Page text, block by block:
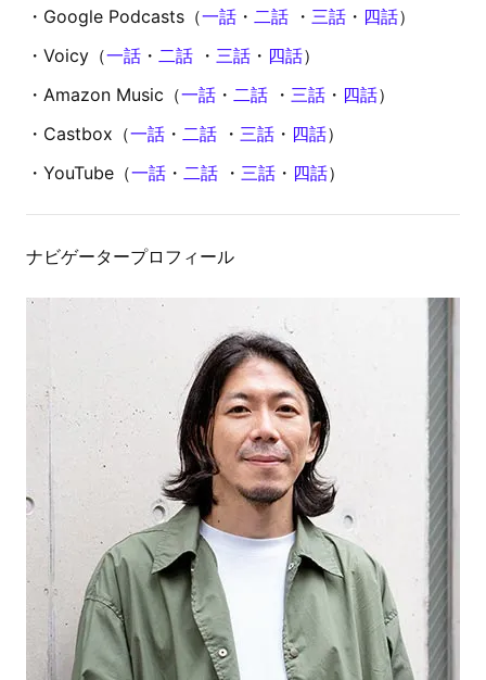
・Google Podcasts（一話 ・ 二話 ・ 三話 ・ 四話）
・Voicy（一話 ・ 二話 ・ 三話 ・ 四話）
・Amazon Music（一話 ・ 二話 ・ 三話 ・ 四話）
・Castbox（一話 ・ 二話 ・ 三話 ・ 四話）
・YouTube（一話 ・ 二話 ・ 三話 ・ 四話）
ナビゲータープロフィール